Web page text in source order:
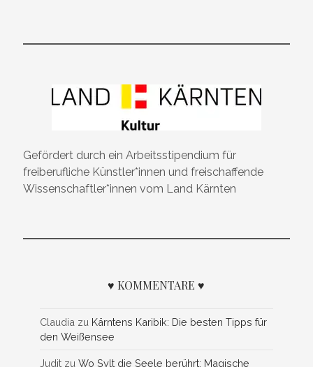
Gefördert durch ein Arbeitsstipendium für
freiberufliche Künstler*innen und freischaffende
Wissenschaftler*innen vom Land Kärnten
♥ KOMMENTARE ♥
Claudia zu Kärntens Karibik: Die besten Tipps für
den Weißensee
Judit zuWo Sylt die Seele berührt: Magische